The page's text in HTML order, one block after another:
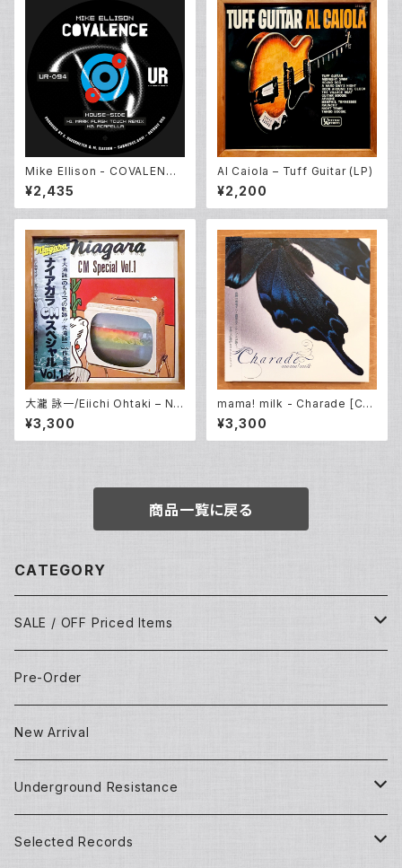
Mike Ellison - COVALENCE
EP (12inch New)
¥2,435
Al Caiola – Tuff Guitar (LP)
¥2,200
大瀧 詠一/Eiichi Ohtaki – Nia
gara CM Special Vol. 1 (LP)
¥3,300
mama! milk - Charade [CD
album New]
¥3,300
商品一覧に戻る
CATEGORY
SALE / OFF Priced Items
Dead Stocks
Techno/House/Dance Music
Used Items
Techno/House/Dance Music
Pre-Order
New Arrival
Underground Resistance
New Records
Selected Records